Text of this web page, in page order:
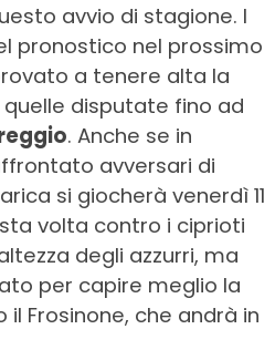
avvio di stagione. I
pronostico nel prossimo
a tenere alta la
disputate fino ad
. Anche se in
avversari di
si giocherà venerdì 11
volta contro i ciprioti
degli azzurri, ma
per capire meglio la
Frosinone, che andrà in